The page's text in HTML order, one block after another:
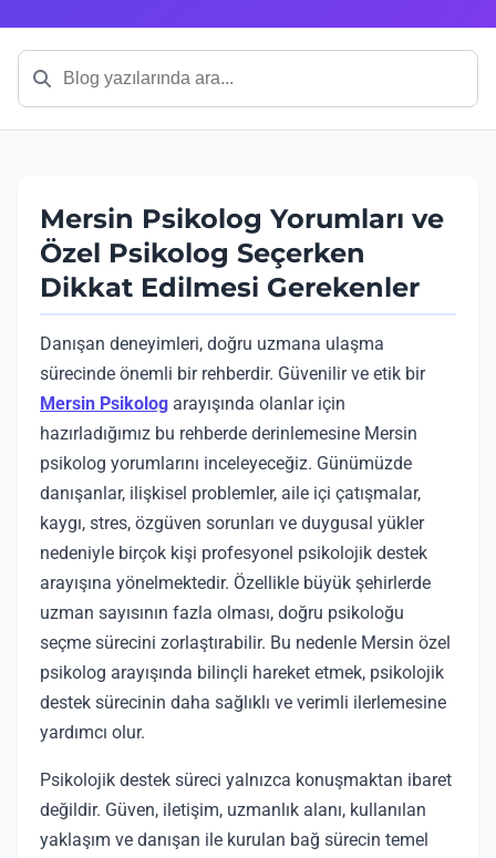
Mersin Psikolog Yorumları ve
Özel Psikolog Seçerken
Dikkat Edilmesi Gerekenler
Danışan deneyimleri, doğru uzmana ulaşma
sürecinde önemli bir rehberdir. Güvenilir ve etik bir
Mersin Psikolog arayışında olanlar için
hazırladığımız bu rehberde derinlemesine Mersin
psikolog yorumlarını inceleyeceğiz. Günümüzde
danışanlar, ilişkisel problemler, aile içi çatışmalar,
kaygı, stres, özgüven sorunları ve duygusal yükler
nedeniyle birçok kişi profesyonel psikolojik destek
arayışına yönelmektedir. Özellikle büyük şehirlerde
uzman sayısının fazla olması, doğru psikoloğu
seçme sürecini zorlaştırabilir. Bu nedenle Mersin özel
psikolog arayışında bilinçli hareket etmek, psikolojik
destek sürecinin daha sağlıklı ve verimli ilerlemesine
yardımcı olur.
Psikolojik destek süreci yalnızca konuşmaktan ibaret
değildir. Güven, iletişim, uzmanlık alanı, kullanılan
yaklaşım ve danışan ile kurulan bağ sürecin temel